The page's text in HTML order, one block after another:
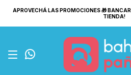
APROVECHÁ LAS PROMOCIONES 🎁
TIENDA!